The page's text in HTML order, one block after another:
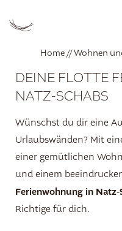
WELLNESSOASE
DE IT EN
Home //Wohnen
DEINE FLOTTE
NATZ-SCHABS
Wünschst du dir eine
Urlaubswänden? Mit
einer gemütlichen
und einem
Ferienwohnung in Natz-
Richtige für dich.